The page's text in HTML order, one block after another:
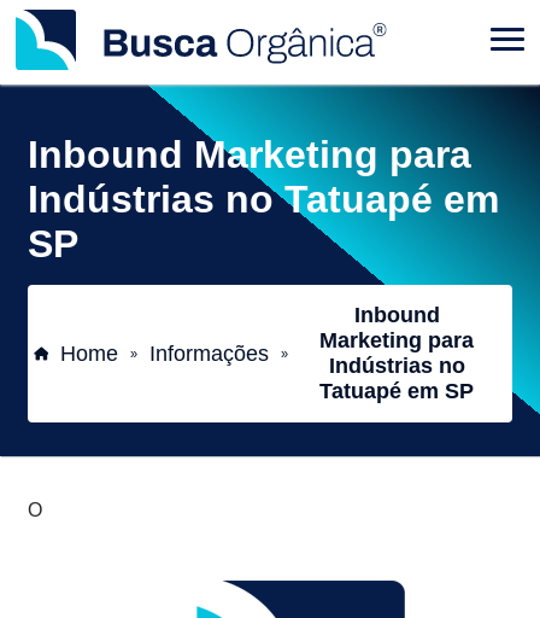
Inbound Marketing para
Indústrias no Tatuapé em
SP
Home » Informações »
Inbound
Marketing para
Indústrias no
Tatuapé em SP
O